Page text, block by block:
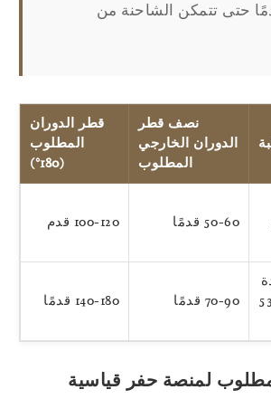
قدمًا حتى تتمكن الشاحنة من
نصف قطر
الدوران الخارجي
المطلوب
قطر الدوران
المطلوب
50-60 قدمًا 100-120 قدم
70-90 قدمًا 140-180 قدمًا
لمنصة حفر قياسية